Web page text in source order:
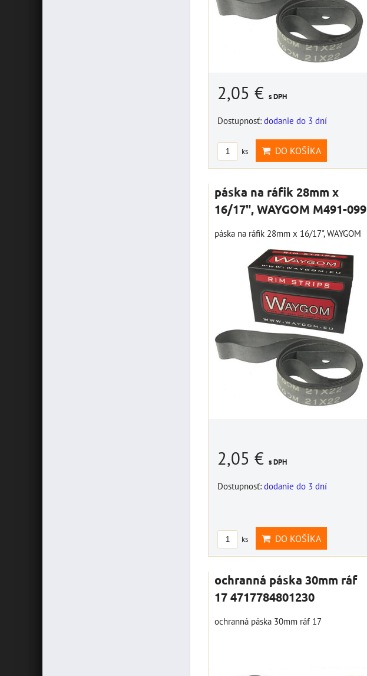
2,05 € s DPH
Dostupnosť: dodanie do 3 dní
ks DO KOŠÍKA
páska na ráfik 28mm x
16/17", WAYGOM M491-099
páska na ráfik 28mm x 16/17", WAYGOM
2,05 € s DPH
Dostupnosť: dodanie do 3 dní
ks DO KOŠÍKA
ochranná páska 30mm ráf
17 4717784801230
ochranná páska 30mm ráf 17